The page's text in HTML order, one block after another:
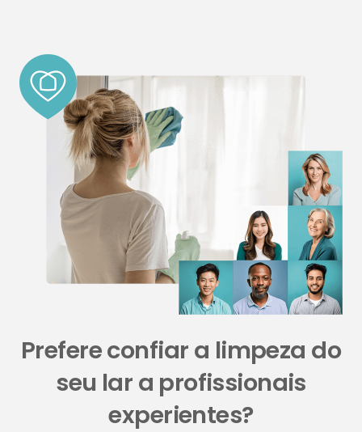
Prefere confiar a limpeza do
seu lar a profissionais
experientes?